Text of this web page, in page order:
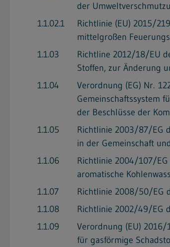
der
1.1.02.1
Richtlinie (EU) 2015/
mittelgroßen
1.1.03
Richtline 2012/18/EU
Stoffen, zur Änderung
1.1.04
Verordnung (EG) Nr.
Gemeinschaftssystem
der Beschlüsse der
1.1.05
Richtlinie 2003/87/EG
in der Gemeinschaft
1.1.06
Richtlinie 2004/107/EG
aromatische
1.1.07
Richtlinie 2008/50/EG
1.1.08
Richtlinie 2002/49/EG
1.1.09
Verordnung (EU) 2016/
für gasförmige